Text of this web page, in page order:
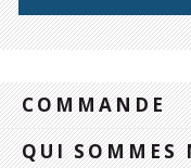
COMMANDE
QUI SOMMES